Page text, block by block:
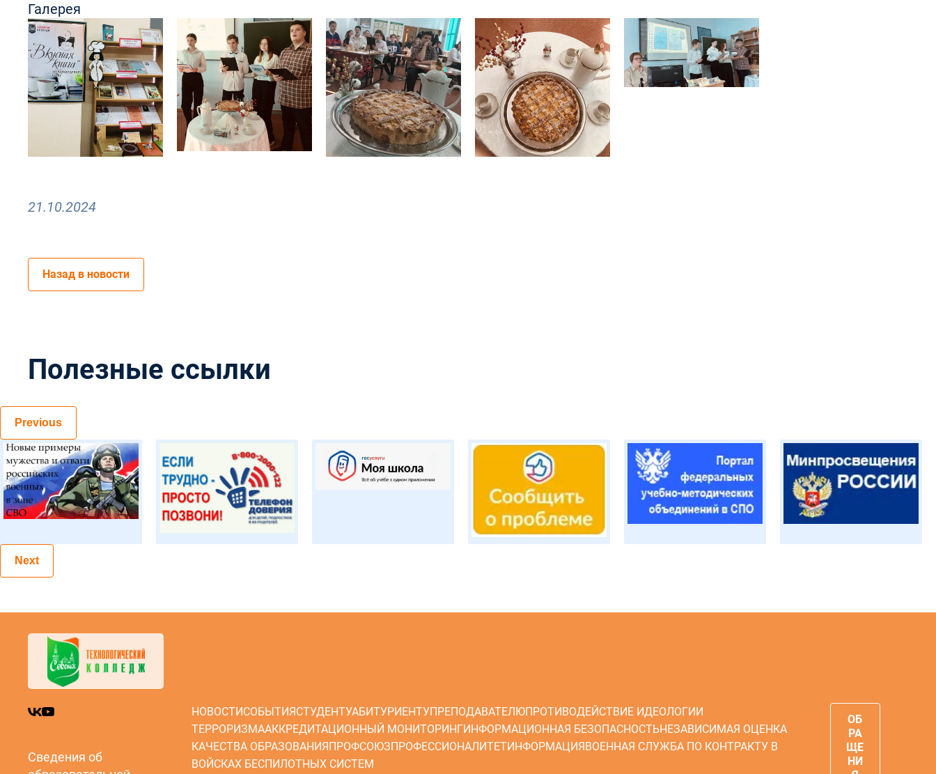
Галерея
Назад в новости
Полезные ссылки
Previous
Next
НОВОСТИСОБЫТИЯСТУДЕНТУАБИТУРИЕНТУПРЕПОДАВАТЕЛЮПРОТИВОДЕЙСТВИЕ ИДЕОЛОГИИ
ТЕРРОРИЗМААККРЕДИТАЦИОННЫЙ МОНИТОРИНГИНФОРМАЦИОННАЯ БЕЗОПАСНОСТЬНЕЗАВИСИМАЯ ОЦЕНКА
КАЧЕСТВА ОБРАЗОВАНИЯ ПРОФСОЮЗ
ОБ
РА
ЩЕ